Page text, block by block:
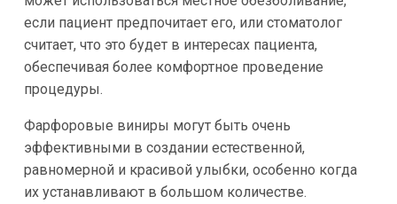
если пациент предпочитает его, или стоматолог
считает, что это будет в интересах пациента,
обеспечивая более комфортное проведение
процедуры.
Фарфоровые виниры могут быть очень
эффективными в создании естественной,
равномерной и красивой улыбки, особенно когда
их устанавливают в большом количестве.